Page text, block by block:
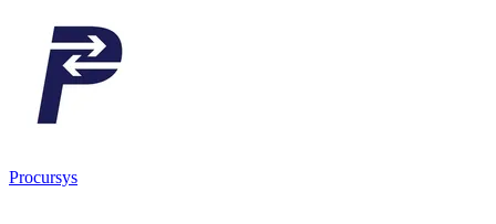
Procursys